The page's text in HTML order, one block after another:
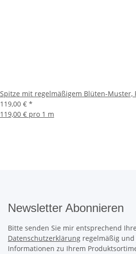
Spitze mit regelmäßigem Blüten-Muster,
119,00 € *
119,00 € pro 1 m
Newsletter Abonnieren
Bitte senden Sie mir entsprechend
Datenschutzerklärung regelmäßig
Informationen zu Ihrem